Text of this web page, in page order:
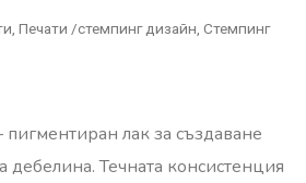
, Печати /стемпинг дизайн, Стемпинг
лак за създаване
дебелина. Течната консистенция